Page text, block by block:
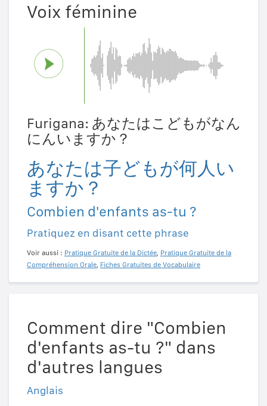
Voix féminine
Furigana: あなたはこどもがなん
にんいますか？
あなたは子どもが何人い
ますか？
Combien d'enfants as-tu ?
Pratiquez en disant cette phrase
Voir aussi : Pratique Gratuite de la Dictée, Pratique Gratuite de la
Compréhension Orale, Fiches Gratuites de Vocabulaire
Comment dire "Combien
d'enfants as-tu ?" dans
d'autres langues
Anglais